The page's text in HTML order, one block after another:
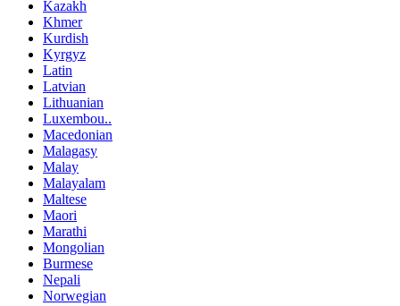
Kazakh
Khmer
Kurdish
Kyrgyz
Latin
Latvian
Lithuanian
Luxembou..
Macedonian
Malagasy
Malay
Malayalam
Maltese
Maori
Marathi
Mongolian
Burmese
Nepali
Norwegian